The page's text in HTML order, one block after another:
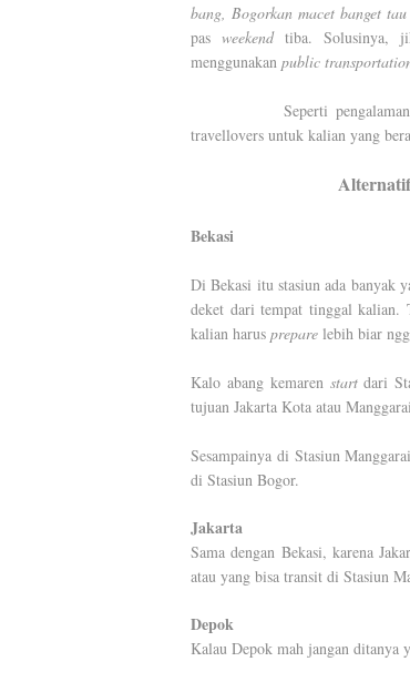
bang, Bogorkan macet banget
pas weekendtiba. Solusinya,
menggunakan public
Seperti
travellovers untuk kalian yang
Bekasi
Di Bekasi itu stasiun ada banyak
deket dari tempat tinggal kalian.
kalian harus prepare lebih biar
Kalo abang kemaren startdari
tujuan Jakarta Kota atau
Sesampainya di Stasiun
di Stasiun Bogor.
Jakarta
Sama dengan Bekasi, karena
atau yang bisa transit di Stasiun
Depok
Kalau Depok mah jangan ditanya